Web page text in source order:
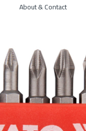
About & Contact